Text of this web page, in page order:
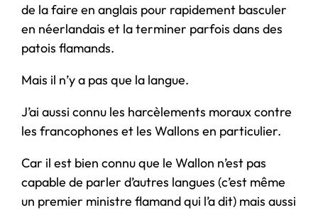
de la faire en anglais pour rapidement basculer
en néerlandais et la terminer parfois dans des
patois flamands.
Mais il n’y a pas que la langue.
J’ai aussi connu les harcèlements moraux contre
les francophones et les Wallons en particulier.
Car il est bien connu que le Wallon n’est pas
capable de parler d’autres langues (c’est même
un premier ministre flamand qui l’a dit) mais aussi